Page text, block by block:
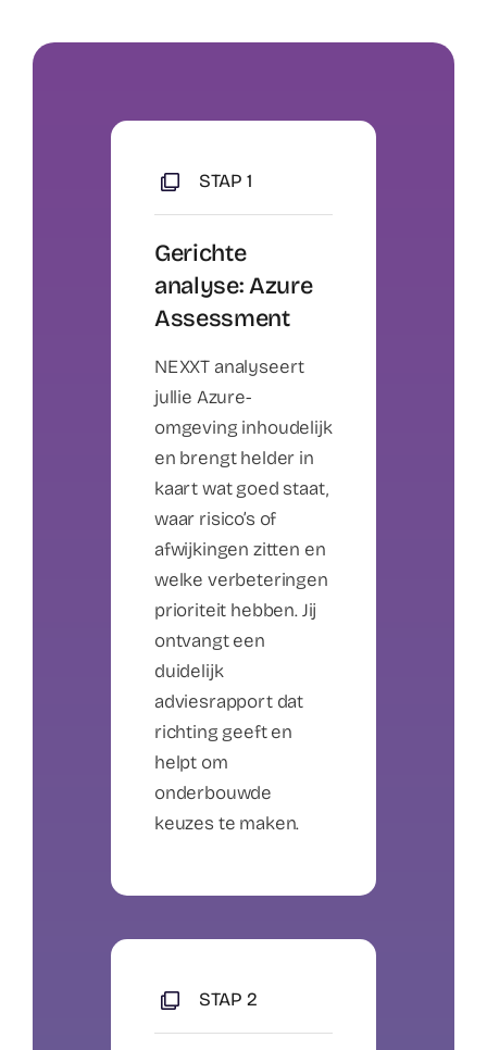
STAP 1
Gerichte
analyse: Azure
Assessment
NEXXT analyseert
jullie Azure-
omgeving inhoudelijk
en brengt helder in
kaart wat goed staat,
waar risico’s of
afwijkingen zitten en
welke verbeteringen
prioriteit hebben. Jij
ontvangt een
duidelijk
adviesrapport dat
richting geeft en
helpt om
onderbouwde
keuzes te maken.
STAP 2